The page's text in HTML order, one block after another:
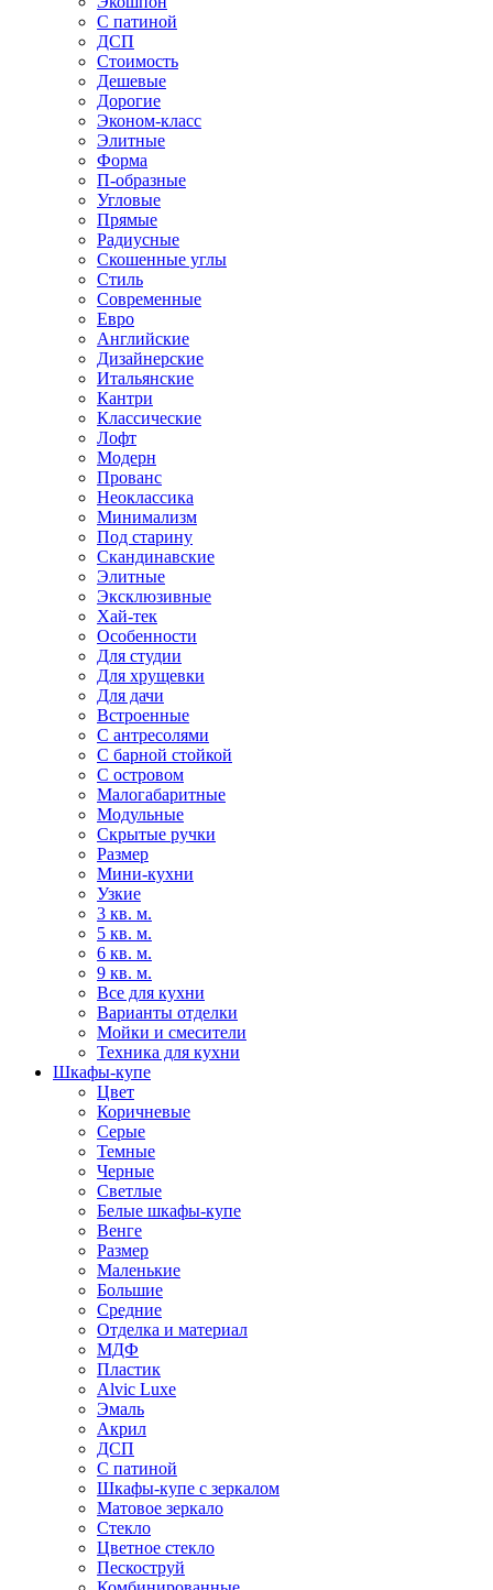
С патиной
ДСП
Стоимость
Дешевые
Дорогие
Эконом-класс
Элитные
Форма
П-образные
Угловые
Прямые
Радиусные
Скошенные углы
Стиль
Современные
Евро
Английские
Дизайнерские
Итальянские
Кантри
Классические
Лофт
Модерн
Прованс
Неоклассика
Минимализм
Под старину
Скандинавские
Элитные
Эксклюзивные
Хай-тек
Особенности
Для студии
Для хрущевки
Для дачи
Встроенные
С антресолями
С барной стойкой
С островом
Малогабаритные
Модульные
Скрытые ручки
Размер
Мини-кухни
Узкие
3 кв. м.
5 кв. м.
6 кв. м.
9 кв. м.
Все для кухни
Варианты отделки
Мойки и смесители
Техника для кухни
Шкафы-купе
Цвет
Коричневые
Серые
Темные
Черные
Светлые
Белые шкафы-купе
Венге
Размер
Маленькие
Большие
Средние
Отделка и материал
МДФ
Пластик
Alvic Luxe
Эмаль
Акрил
ДСП
С патиной
Шкафы-купе с зеркалом
Матовое зеркало
Стекло
Цветное стекло
Пескоструй